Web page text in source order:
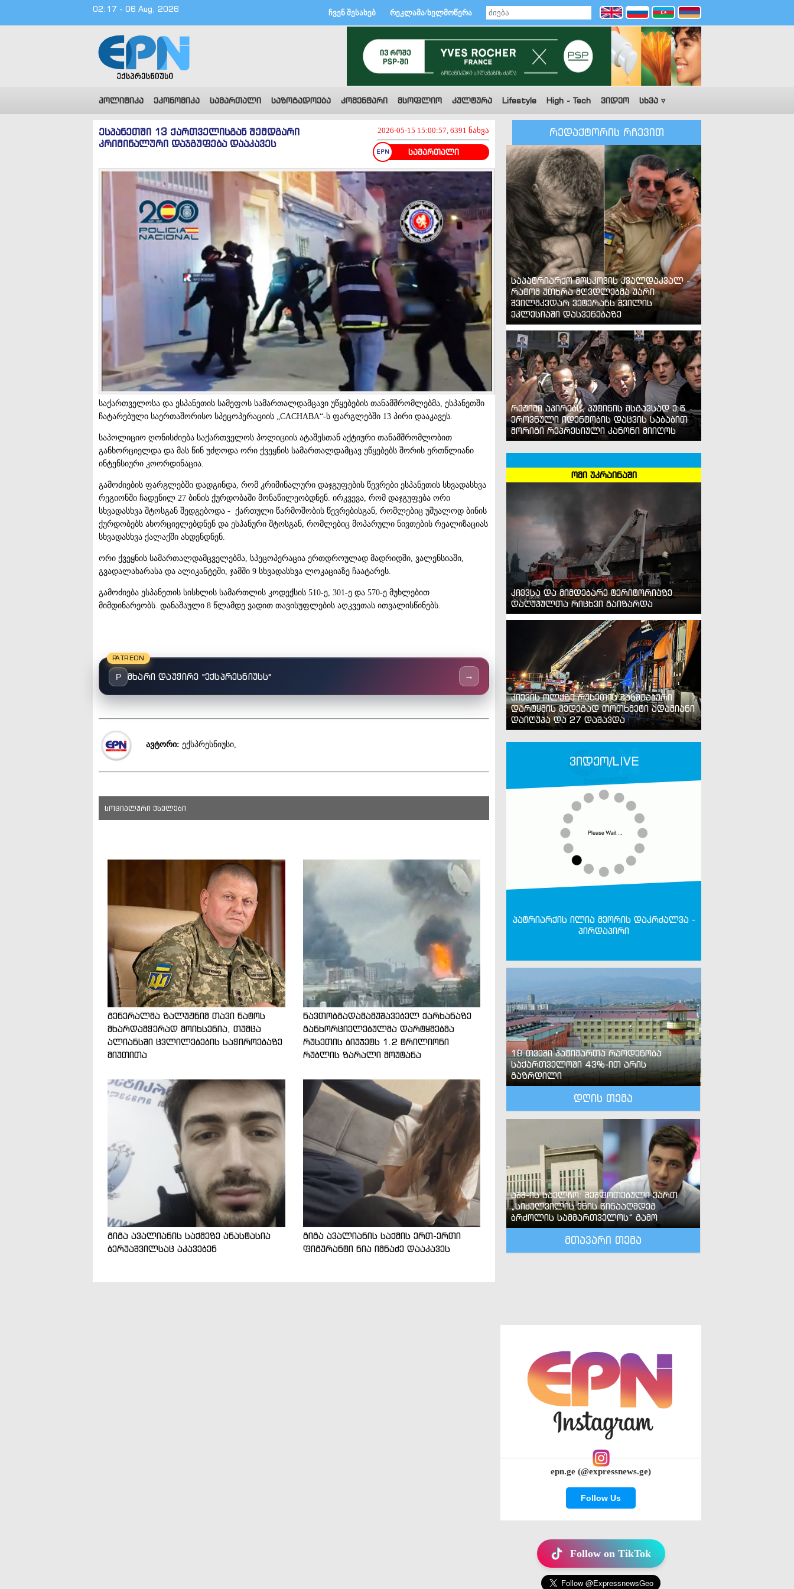
02:17 - 06 Aug, 2026 ჩვენ შესახებ რეკლამა/ხელმოწერა
პოლიტიკა ეკონომიკა სამართალი საზოგადოება კომენტარი მსოფლიო კულტურა Lifestyle High - Tech ვიდეო სხვა ▿
2026-05-15 15:00:57, 6391 ნახვა
სამართალი
ესპანეთში 13 ქართველისგან შემდგარი
კრიმინალური დაჯგუფება დააკავეს
საქართველოსა და ესპანეთის სამეფოს სამართალდამცავი უწყებების თანამშრომლებმა, ესპანეთში
ჩატარებული საერთაშორისო სპეცოპერაციის „CACHABA“-ს ფარგლებში 13 პირი დააკავეს.
საპოლიციო ღონისძიება საქართველოს პოლიციის ატაშესთან აქტიური თანამშრომლობით
განხორციელდა და მას წინ უძღოდა ორი ქვეყნის სამართალდამცავ უწყებებს შორის ერთწლიანი
ინტენსიური კოორდინაცია.
გამოძიების ფარგლებში დადგინდა, რომ კრიმინალური დაჯგუფების წევრები ესპანეთის სხვადასხვა
რეგიონში ჩადენილ 27 ბინის ქურდობაში მონაწილეობდნენ. ირკვევა, რომ დაჯგუფება ორი
სხვადასხვა შტოსგან შედგებოდა - ქართული წარმოშობის წევრებისგან, რომლებიც უშუალოდ ბინის
ქურდობებს ახორციელებდნენ და ესპანური შტოსგან, რომლებიც მოპარული ნივთების რეალიზაციას
სხვადასხვა ქალაქში ახდენდნენ.
ორი ქვეყნის სამართალდამცველებმა, სპეცოპერაცია ერთდროულად მადრიდში, ვალენსიაში,
გვადალახარასა და ალიკანტეში, ჯამში 9 სხვადასხვა ლოკაციაზე ჩაატარეს.
გამოძიება ესპანეთის სისხლის სამართლის კოდექსის 510-ე, 301-ე და 570-ე მუხლებით
მიმდინარეობს. დანაშაული 8 წლამდე ვადით თავისუფლების აღკვეთას ითვალისწინებს.
PATREON
P მხარი დაუჭირე "ექსპრესნიუსს" →
ავტორი: ექსპრესნიუსი,
სოციალური ქსელები
გენერალმა ზალუჟნიმ თავი ნატოს
მხარდამჭერად მოიხსენია, თუმცა
ალიანსში ცვლილებების საჭიროებაზე
მიუთითა
ნავთობგადამამუშავებელ ქარხანაზე
განხორციელებულმა დარტყმებმა
რუსეთის ბიუჯეტს 1.2 ტრილიონი
რუბლის ზარალი მოუტანა
გიგა ავალიანის საქმეზე ანასტასია
ბერუაშვილსაც აკავებენ
გიგა ავალიანის საქმის ერთ-ერთი
ფიგურანტი ნია იმნაძე დააკავეს
რედაქტორის რჩევით
საპატრიარქო მოსკოვის კვალდაკვალ -
რატომ უთხრა მღვდლებმა უარი
შვილმკვდარ ვეტერანს შვილის
ეკლესიაში დასვენებაზე
რეჟიმი აპირებს, პუტინის მსგავსად ე.წ
ეროვნული იდენტობის დაცვის საბაბით
მორიგი რეპრესიული კანონი მიიღოს
ომი უკრაინაში
კიევსა და მიმდებარე ტერიტორიაზე
დაღუპულთა რიცხვი გაიზარდა
კიევის ოლქზე რუსეთის მასშტაბური
დარტყმის შედეგად თოთხმეტი ადამიანი
დაიღუპა და 27 დაშავდა
ვიდეო/LIVE
პატრიარქის ილია მეორის დაკრძალვა -
პირდაპირი
18 თვეში პატიმართა რაოდენობა
საქართველოში 43%-ით არის
გაზრდილი
დღის თემა
აშშ-ის საელჩო: შეშფოთებული ვართ
„სიძულვილის ენის წინააღმდეგ
ბრძოლის სამმართველოს“ გამო
მთავარი თემა
epn.ge (@expressnews.ge)
Follow Us
Follow on TikTok